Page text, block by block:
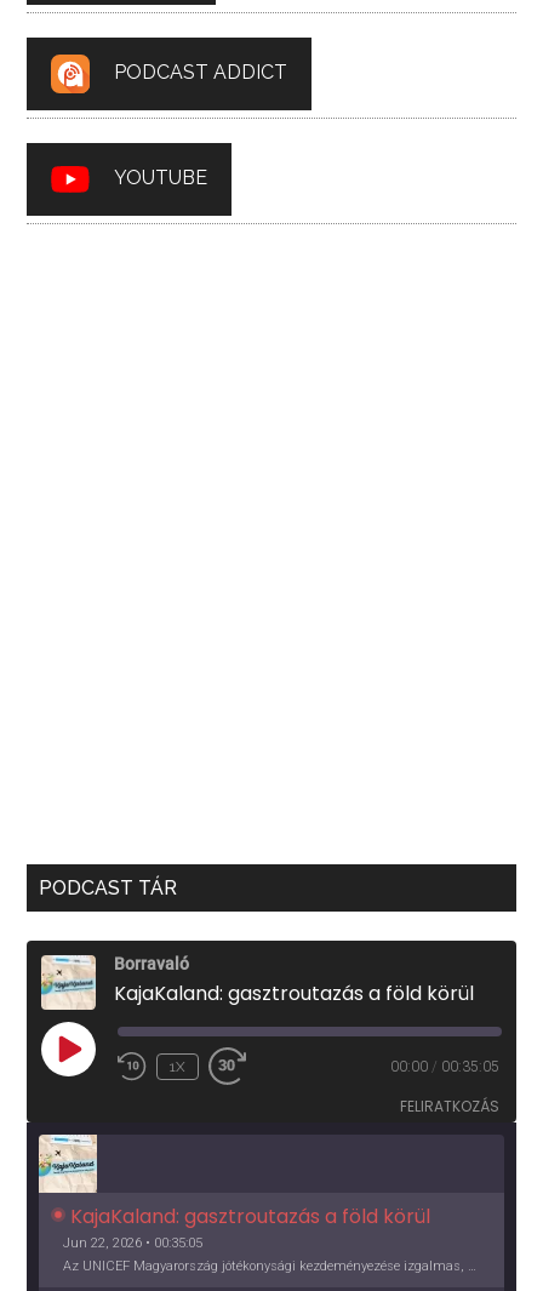
PODCAST ADDICT
YOUTUBE
PODCAST TÁR
Borravaló
KajaKaland: gasztroutazás a föld körül
PLAY
EPISODE
1X 00:00 / 00:35:05
FELIRATKOZÁS
KajaKaland: gasztroutazás a föld körül
Jun 22, 2026 • 00:35:05
Az UNICEF Magyarország jótékonysági kezdeményezése izgalmas, egész éves világkörüli ízutazásra hív, igazi családi program és gasztroedukáció, illetve segítség a rászorulóknak is egyben.